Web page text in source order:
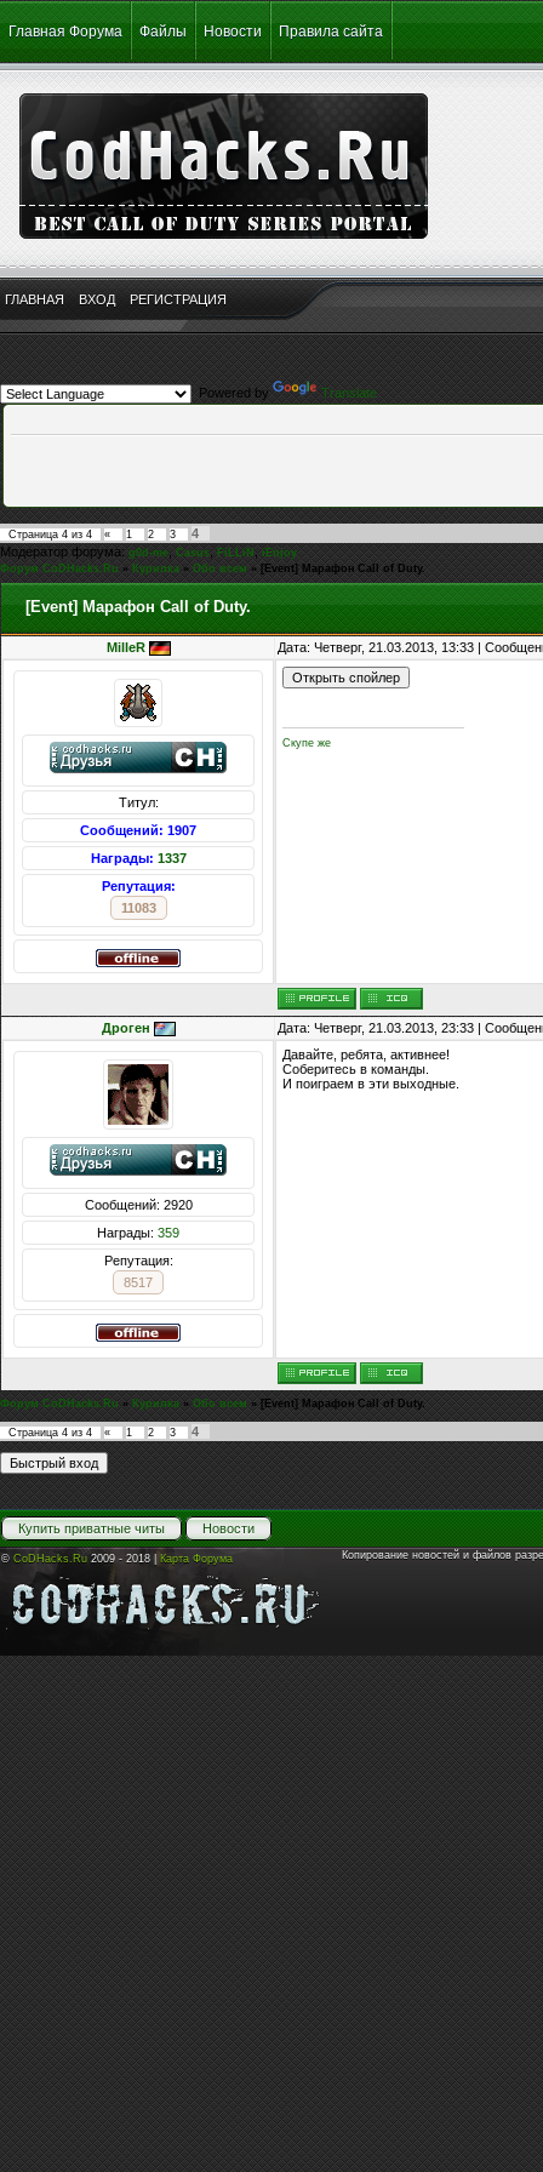
Главная Форума Файлы Новости Правила сайта
ГЛАВНАЯ ВХОД РЕГИСТРАЦИЯ
Powered by Translate
Страница 4 из 4 « 1 2 3
4
Модератор форума:g0d-me,Casus, FiLLiN,iEnjoy
Форум CoDHacks.Ru » Курилка » Обо всем » [Event] Марафон Call of Duty.
[Event] Марафон Call of Duty.
MilleR Дата: Четверг, 21.03.2013, 13:33 |
Титул:
Сообщений: 1907
Награды: 1337
Репутация:
11083
Скупе же
Дроген Дата: Четверг, 21.03.2013, 23:33 |
Сообщений: 2920
Награды: 359
Репутация:
8517
Давайте, ребята, активнее!
Соберитесь в команды.
И поиграем в эти выходные.
Форум CoDHacks.Ru » Курилка » Обо всем » [Event] Марафон Call of Duty.
Страница 4 из 4 « 1 2 3 4
Купить приватные читы Новости
© CoDHacks.Ru 2009 - 2018 | Карта Форума Копирование новостей и файлов